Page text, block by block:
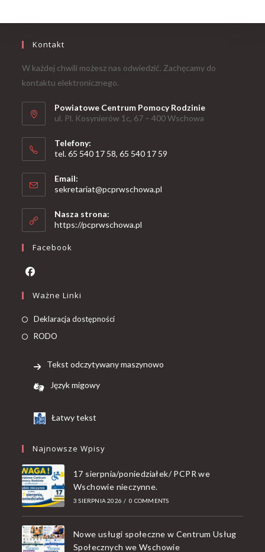
Kontakt
W każdej chwili możesz nas odwiedzić. Zachęcamy do
kontaktu elektronicznego.
Powiatowe Centrum Pomocy Rodzinie
ul. Pl. Kosynierów 1c, 67 – 400 Wschowa
Telefony:
tel. 65 540 17 58, 65 540 17 59
Email:
sekretariat@pcprwschowa.pl
Nasza strona:
https://pcprwschowa.pl
Facebook
Ważne Linki
Deklaracja dostępności
RODO
Tekst odczytywany maszynowo
Język migowy
Łatwy tekst
Najnowsze Wpisy
17 sierpnia/poniedziałek/ PCPR we
Wschowie nieczynne.
3 SIERPNIA 2026 / 0 COMMENTS
Nowe usługi społeczne w Centrum Usług
Społecznych we Wschowie